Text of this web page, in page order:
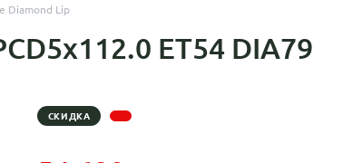
Diamond Lip
ET54 DIA79
СКИДКА